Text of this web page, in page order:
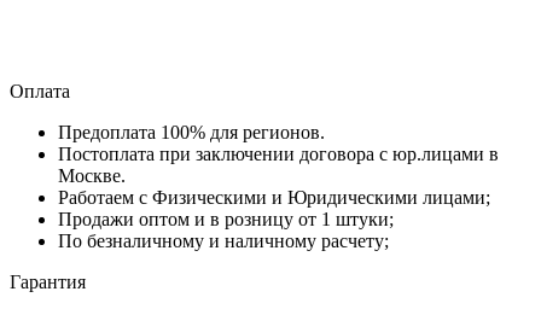
Оплата
Предоплата 100% для регионов.
Постоплата при заключении договора с юр.лицами в
Москве.
Работаем с Физическими и Юридическими лицами;
Продажи оптом и в розницу от 1 штуки;
По безналичному и наличному расчету;
Гарантия